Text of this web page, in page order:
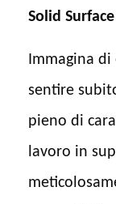
Solid Surface
Immagina
sentire
pieno di
lavoro in